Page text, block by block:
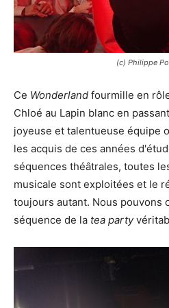
(c) Philippe
Ce Wonderland fourmille en
Chloé au Lapin blanc en
joyeuse et talentueuse équipe
les acquis de ces années
séquences théâtrales, toutes
musicale sont exploitées et le
toujours autant. Nous pouvons
séquence de la tea party